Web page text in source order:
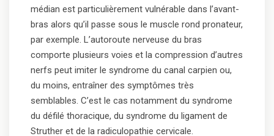
médian est particulièrement vulnérable dans l’avant-
bras alors qu’il passe sous le muscle rond pronateur,
par exemple. L’autoroute nerveuse du bras
comporte plusieurs voies et la compression d’autres
nerfs peut imiter le syndrome du canal carpien ou,
du moins, entraîner des symptômes très
semblables. C’est le cas notamment du syndrome
du défilé thoracique, du syndrome du ligament de
Struther et de la radiculopathie cervicale.